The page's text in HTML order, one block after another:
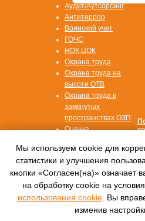
© 2016—2022, Автономная
организация
дополнительного
образования
«Международный центр
Аудит/Аутсорсинг
Антитеррор
Воинский учет
ГОЧС
НОК ЦОК
Охрана труда
Охрана труда на
высоте ОТВ
Охрана труда в
замкнутых
пространствах ОЗП
Оценка
рисков ОПР
Мы используем cookie для
статистики и улучшения
кнопки «Согласен(на)» означает
на обработку cookie на
использования cookie. Вы
изменив